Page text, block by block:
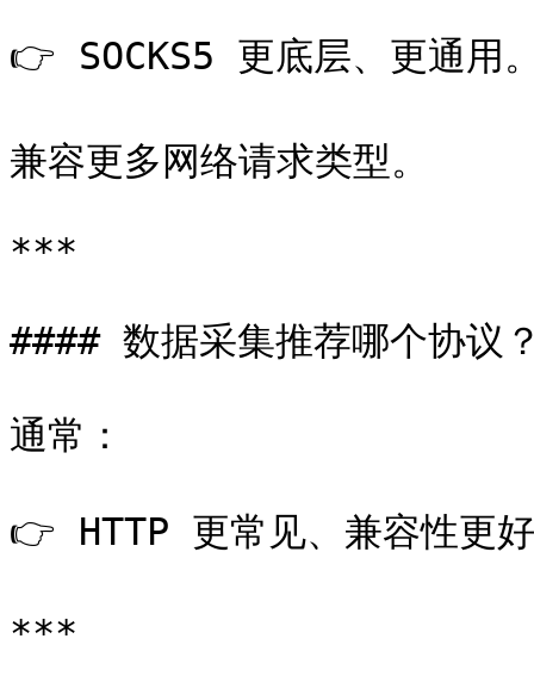
👉 SOCKS5 更底层、更通用
兼容更多网络请求类型。
***
#### 数据采集推荐哪个协议
通常：
👉 HTTP 更常见、兼容性更
***